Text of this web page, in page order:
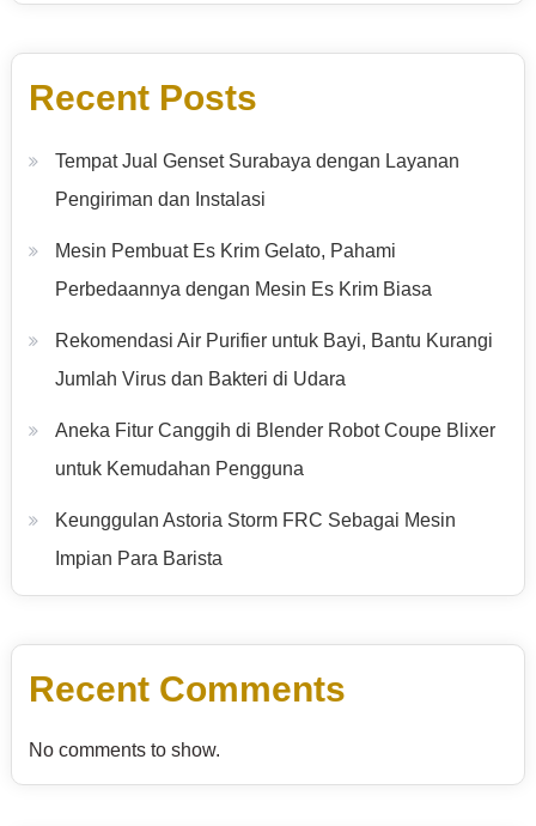
Recent Posts
Tempat Jual Genset Surabaya dengan Layanan
Pengiriman dan Instalasi
Mesin Pembuat Es Krim Gelato, Pahami
Perbedaannya dengan Mesin Es Krim Biasa
Rekomendasi Air Purifier untuk Bayi, Bantu Kurangi
Jumlah Virus dan Bakteri di Udara
Aneka Fitur Canggih di Blender Robot Coupe Blixer
untuk Kemudahan Pengguna
Keunggulan Astoria Storm FRC Sebagai Mesin
Impian Para Barista
Recent Comments
No comments to show.